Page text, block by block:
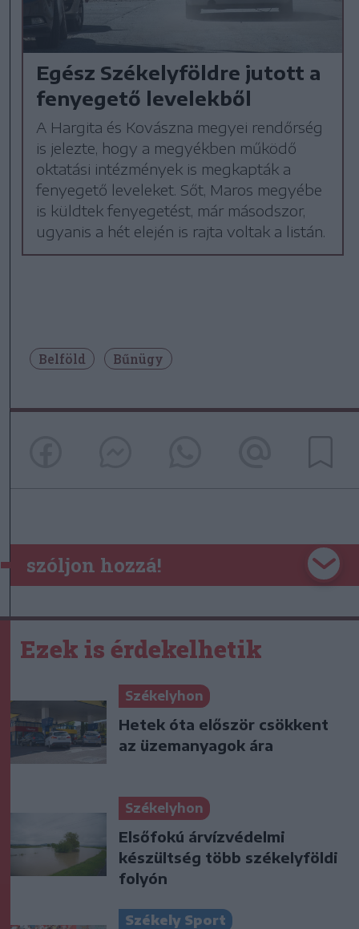
Egész Székelyföldre jutott a
fenyegető levelekből
A Hargita és Kovászna megyei rendőrség
is jelezte, hogy a megyékben működő
oktatási intézmények is megkapták a
fenyegető leveleket. Sőt, Maros megyébe
is küldtek fenyegetést, már másodszor,
ugyanis a hét elején is rajta voltak a listán.
Belföld Bűnügy
szóljon hozzá!
Ezek is érdekelhetik
Székelyhon
Hetek óta először csökkent
az üzemanyagok ára
Székelyhon
Elsőfokú árvízvédelmi
készültség több székelyföldi
folyón
Székely Sport